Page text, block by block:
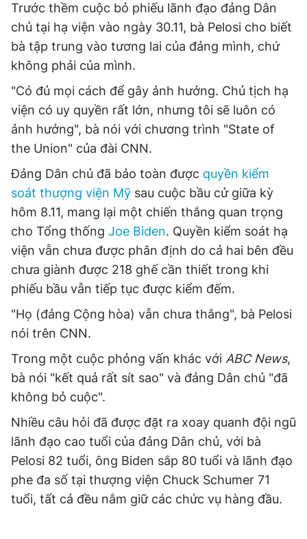
Giấy phép xuất bản số 110/GP - BTTTT cấp ngày 24.3.2020
© 2003-2026 Bản quyền thuộc về Báo Thanh Niên. Cấm sao
chép dưới mọi hình thức nếu không có sự chấp thuận bằng văn
bản. Phát triển bởi ePi Technologies, JSC.
Trước thềm cuộc bỏ phiếu lãnh đạo đảng Dân
chủ tại hạ viện vào ngày 30.11, bà Pelosi cho biết
bà tập trung vào tương lai của đảng mình, chứ
không phải của mình.
"Có đủ mọi cách để gây ảnh hưởng. Chủ tịch hạ
viện có uy quyền rất lớn, nhưng tôi sẽ luôn có
ảnh hưởng", bà nói với chương trình "State of
the Union" của đài CNN.
Đảng Dân chủ đã bảo toàn được quyền kiểm
soát thượng viện Mỹ sau cuộc bầu cử giữa kỳ
hôm 8.11, mang lại một chiến thắng quan trọng
cho Tổng thống Joe Biden. Quyền kiểm soát hạ
viện vẫn chưa được phân định do cả hai bên đều
chưa giành được 218 ghế cần thiết trong khi
phiếu bầu vẫn tiếp tục được kiểm đếm.
"Họ (đảng Cộng hòa) vẫn chưa thắng", bà Pelosi
nói trên CNN.
Trong một cuộc phỏng vấn khác với ABC News,
bà nói "kết quả rất sít sao" và đảng Dân chủ "đã
không bỏ cuộc".
Nhiều câu hỏi đã được đặt ra xoay quanh đội ngũ
lãnh đạo cao tuổi của đảng Dân chủ, với bà
Pelosi 82 tuổi, ông Biden sắp 80 tuổi và lãnh đạo
phe đa số tại thượng viện Chuck Schumer 71
tuổi, tất cả đều nắm giữ các chức vụ hàng đầu.